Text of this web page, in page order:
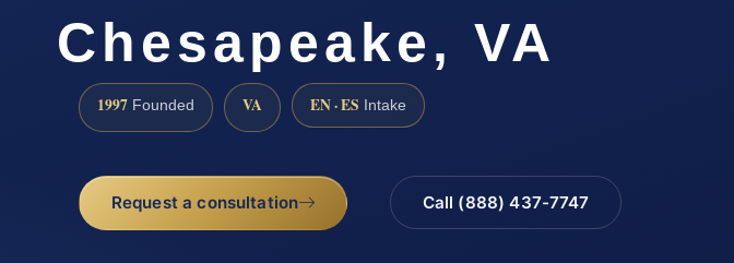
Chesapeake, VA
1997 Founded VA EN · ES Intake
Request a consultation Call (888) 437-7747